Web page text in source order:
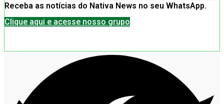
Receba as notícias do Nativa News no seu WhatsApp.
Clique aqui e acesse nosso grupo